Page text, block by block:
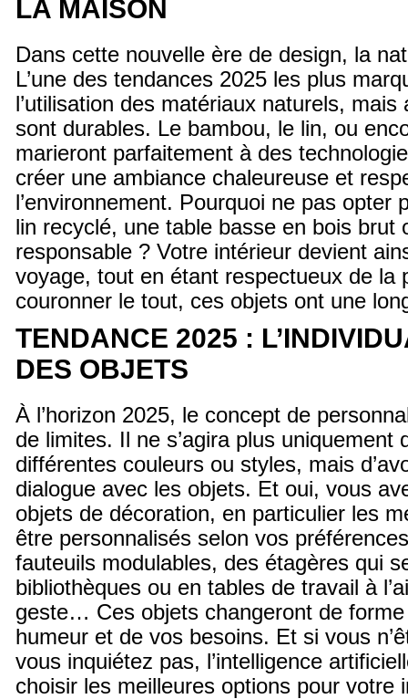
LA MAISON
Dans cette nouvelle ère de design, la
L’une des tendances 2025 les plus
l’utilisation des matériaux naturels, mais
sont durables. Le bambou, le lin, ou
marieront parfaitement à des
créer une ambiance chaleureuse et
l’environnement. Pourquoi ne pas opter
lin recyclé, une table basse en bois brut
responsable ? Votre intérieur devient
voyage, tout en étant respectueux de la
couronner le tout, ces objets ont une
TENDANCE 2025 :
DES OBJETS
À l’horizon 2025, le concept de
de limites. Il ne s’agira plus uniquement
différentes couleurs ou styles, mais
dialogue avec les objets. Et oui, vous
objets de décoration, en particulier les
être personnalisés selon vos
fauteuils modulables, des étagères qui
bibliothèques ou en tables de travail à
geste… Ces objets changeront de
humeur et de vos besoins. Et si vous
vous inquiétez pas, l’intelligence
choisir les meilleures options pour votre